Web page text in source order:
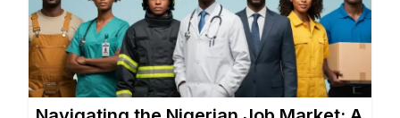
stability. As macroeconomic shifts demand
resilience and adaptability, certain practical,
high-demand skills are emerging as the fastest
routes to steady employment. You […]